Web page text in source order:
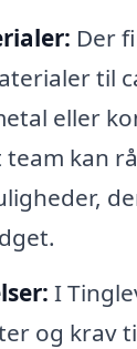
Der
til
eller
kan
I
og krav